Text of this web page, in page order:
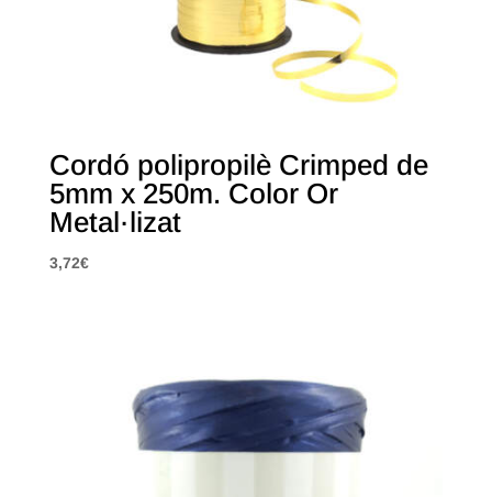
Cordó polipropilè Crimped de
5mm x 250m. Color Or
Metal·lizat
3,72€